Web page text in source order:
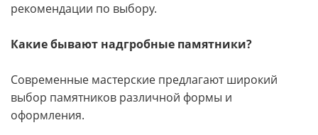
рекомендации по выбору.
Какие бывают надгробные памятники?
Современные мастерские предлагают широкий
выбор памятников различной формы и
оформления.